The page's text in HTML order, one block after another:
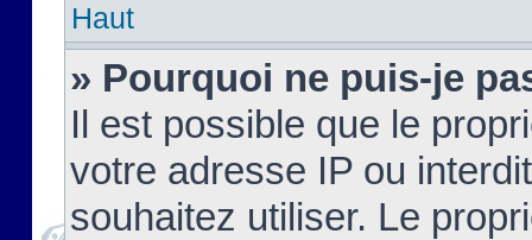
Haut
» Pourquoi ne puis-je
Il est possible que le
votre adresse IP ou
souhaitez utiliser. Le